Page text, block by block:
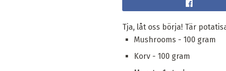
Tja, låt oss börja! Tär
Mushrooms - 100 gram
Korv - 100 gram